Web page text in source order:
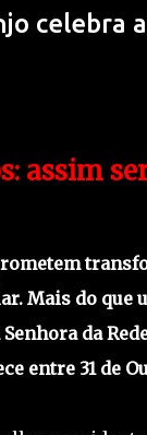
celebra
assim
Mais do que
da
entre 31 de